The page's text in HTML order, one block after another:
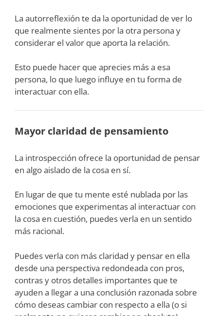
La autorreflexión te da la oportunidad de ver lo
que realmente sientes por la otra persona y
considerar el valor que aporta la relación.
Esto puede hacer que aprecies más a esa
persona, lo que luego influye en tu forma de
interactuar con ella.
Mayor claridad de pensamiento
La introspección ofrece la oportunidad de pensar
en algo aislado de la cosa en sí.
En lugar de que tu mente esté nublada por las
emociones que experimentas al interactuar con
la cosa en cuestión, puedes verla en un sentido
más racional.
Puedes verla con más claridad y pensar en ella
desde una perspectiva redondeada con pros,
contras y otros detalles importantes que te
ayuden a llegar a una conclusión razonada sobre
cómo deseas cambiar con respecto a ella (o si